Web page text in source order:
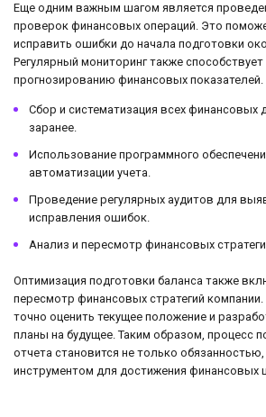
Еще одним важным шагом является
проверок финансовых операций. Это
исправить ошибки до начала подготовки
Регулярный мониторинг также
прогнозированию финансовых показателей.
Сбор и систематизация всех финансовых
заранее.
Использование программного
автоматизации учета.
Проведение регулярных аудитов для
исправления ошибок.
Анализ и пересмотр финансовых
Оптимизация подготовки баланса также
пересмотр финансовых стратегий
точно оценить текущее положение и
планы на будущее. Таким образом, процесс
отчета становится не только
инструментом для достижения финансовых